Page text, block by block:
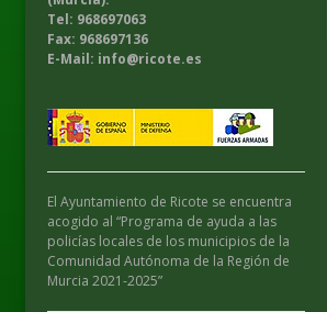
Tel: 968697063
Fax: 968697136
E-Mail: info@ricote.es
El Ayuntamiento de Ricote se encuentra
acogido al “Programa de ayuda a las
policías locales de los municipios de la
Comunidad Autónoma de la Región de
Murcia 2021-2025”